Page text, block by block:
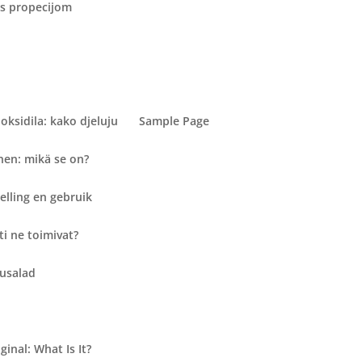
propecijom
kako djeluju Sample Page
mikä se on?
en gebruik
ne toimivat?
What Is It?